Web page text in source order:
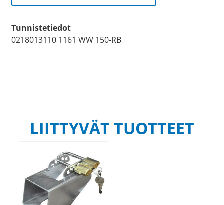
Tunnistetiedot
0218013110 1161 WW 150-RB
LIITTYVÄT TUOTTEET